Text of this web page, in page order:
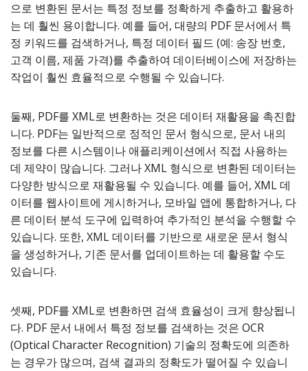
으로 변환된 문서는 특정 정보를 정확하게 추출하고 활용하
는 데 훨씬 용이합니다. 예를 들어, 대량의 PDF 문서에서 특
정 키워드를 검색하거나, 특정 데이터 필드 (예: 송장 번호,
고객 이름, 제품 가격)를 추출하여 데이터베이스에 저장하는
작업이 훨씬 효율적으로 수행될 수 있습니다.
둘째, PDF를 XML로 변환하는 것은 데이터 재활용을 촉진합
니다. PDF는 일반적으로 정적인 문서 형식으로, 문서 내의
정보를 다른 시스템이나 애플리케이션에서 직접 사용하는
데 제약이 많습니다. 그러나 XML 형식으로 변환된 데이터는
다양한 방식으로 재활용될 수 있습니다. 예를 들어, XML 데
이터를 웹사이트에 게시하거나, 모바일 앱에 통합하거나, 다
른 데이터 분석 도구에 입력하여 추가적인 분석을 수행할 수
있습니다. 또한, XML 데이터를 기반으로 새로운 문서 형식
을 생성하거나, 기존 문서를 업데이트하는 데 활용할 수도
있습니다.
셋째, PDF를 XML로 변환하면 검색 효율성이 크게 향상됩니
다. PDF 문서 내에서 특정 정보를 검색하는 것은 OCR
(Optical Character Recognition) 기술의 정확도에 의존하
는 경우가 많으며, 검색 결과의 정확도가 떨어질 수 있습니